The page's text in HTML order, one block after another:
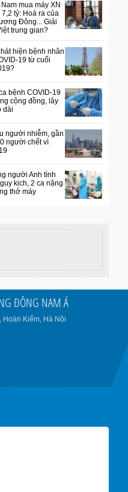
mua máy XN
7,2 tỷ: Hoá ra của
Đông... Giải
trung gian?
hiện bệnh nhân
19 từ cuối
bệnh COVID-19
cộng đồng, lây
dài
người nhiễm, gần
người chết vì
người Anh tình
kịch, 2 ca nặng
thở máy
ĐÔNG NAM Á
Kiếm, Hà Nội